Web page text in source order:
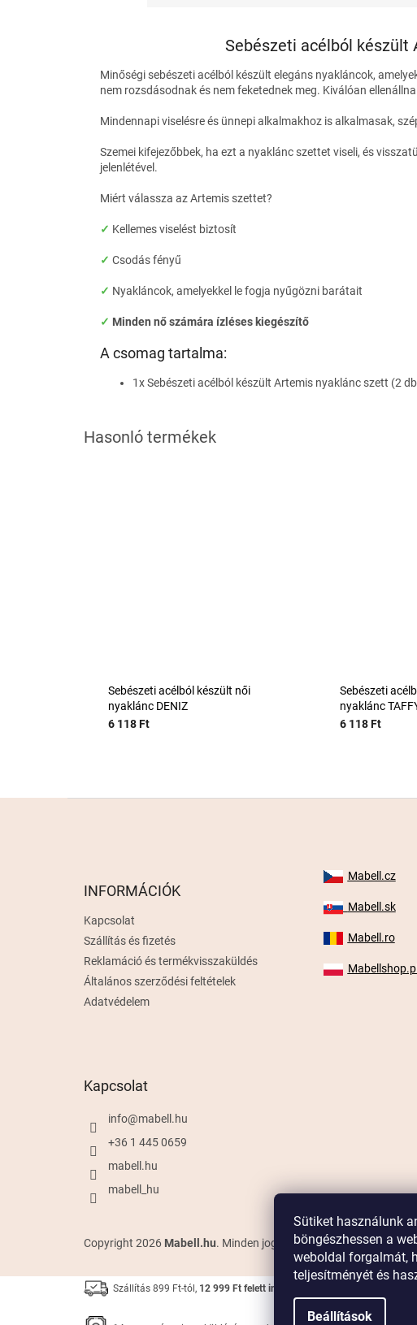
Sütiket használunk
böngészhessen a
weboldal forgalmát,
teljesítményét és
Beállítások
Sebészeti acélból készült
Minőségi sebészeti acélból készült elegáns nyakláncok,
nem rozsdásodnak és nem feketednek meg. Kiválóan
Mindennapi viselésre és ünnepi alkalmakhoz is alkalmasak,
Szemei kifejezőbbek, ha ezt a nyaklánc szettet viseli, és
jelenlétével .
Miért válassza az Artemis szettet?
✓ Kellemes viselést biztosít
✓ Csodás fényű
✓ Nyakláncok, amelyekkel le fogja nyűgözni barátait
✓ Minden nő számára ízléses kiegészítő
A csomag tartalma:
1x Sebészeti acélból készült Artemis nyaklánc szett (2
Sebészeti acélból készült női
nyaklánc DENIZ
6 118 Ft
Sebészeti
nyaklánc
6 118 Ft
INFORMÁCIÓK
Kapcsolat
Szállítás és fizetés
Reklamáció és termékvisszaküldés
Általános szerződési feltételek
Adatvédelem
Mabell.cz
Mabell.sk
Mabell.ro
Mabellshop.pl
Kapcsolat
info@mabell.hu
+36 1 445 0659
mabell.hu
mabell_hu
Copyright 2026 Mabell.hu. Minden jog fenntartva.
Szállítás 899 Ft-tól, 12 999 Ft felett ingyenes szállítás